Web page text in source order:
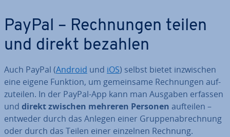
PayPal – Rech­nun­gen teilen
und direkt bezahlen
Auch PayPal (Android und iOS) selbst bietet in­zwi­schen
eine eigene Funktion, um ge­mein­sa­me Rech­nun­gen auf­
zu­tei­len. In der PayPal-App kann man Ausgaben erfassen
und direkt zwischen mehreren Personen aufteilen –
entweder durch das Anlegen einer Grup­pen­ab­rech­nung
oder durch das Teilen einer einzelnen Rechnung.